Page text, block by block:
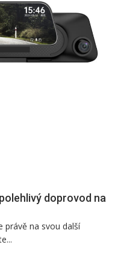
doprovod na
právě na svou další